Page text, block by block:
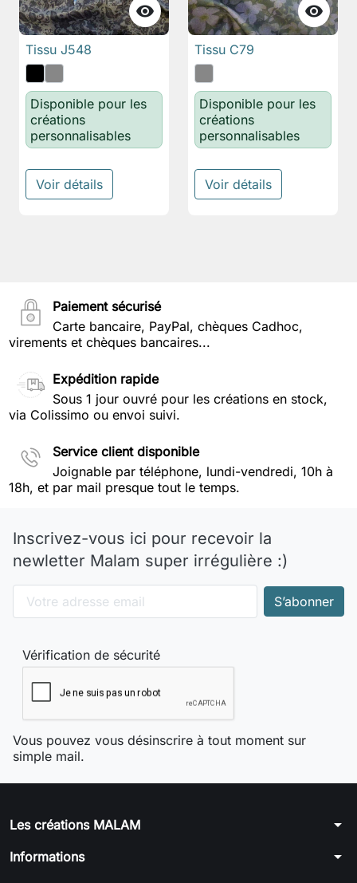

Tissu J548
Disponible pour les
créations
personnalisables
Voir détails

Tissu C79
Disponible pour les
créations
personnalisables
Voir détails
Paiement sécurisé
Carte bancaire, PayPal, chèques Cadhoc,
virements et chèques bancaires...
Expédition rapide
Sous 1 jour ouvré pour les créations en stock,
via Colissimo ou envoi suivi.
Service client disponible
Joignable par téléphone, lundi-vendredi, 10h à
18h, et par mail presque tout le temps.
Inscrivez-vous ici pour recevoir la
newletter Malam super irrégulière :)
Vérification de sécurité
Vous pouvez vous désinscrire à tout moment sur
simple mail.
Les créations MALAM arrow_drop_down
Informations arrow_drop_down